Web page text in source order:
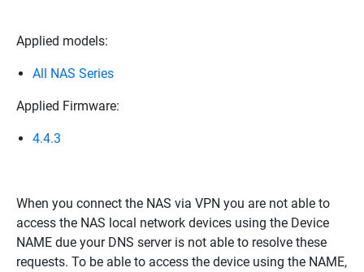
Applied models:
All NAS Series
Applied Firmware:
4.4.3
When you connect the NAS via VPN you are not able to
access the NAS local network devices using the Device
NAME due your DNS server is not able to resolve these
requests. To be able to access the device using the NAME,